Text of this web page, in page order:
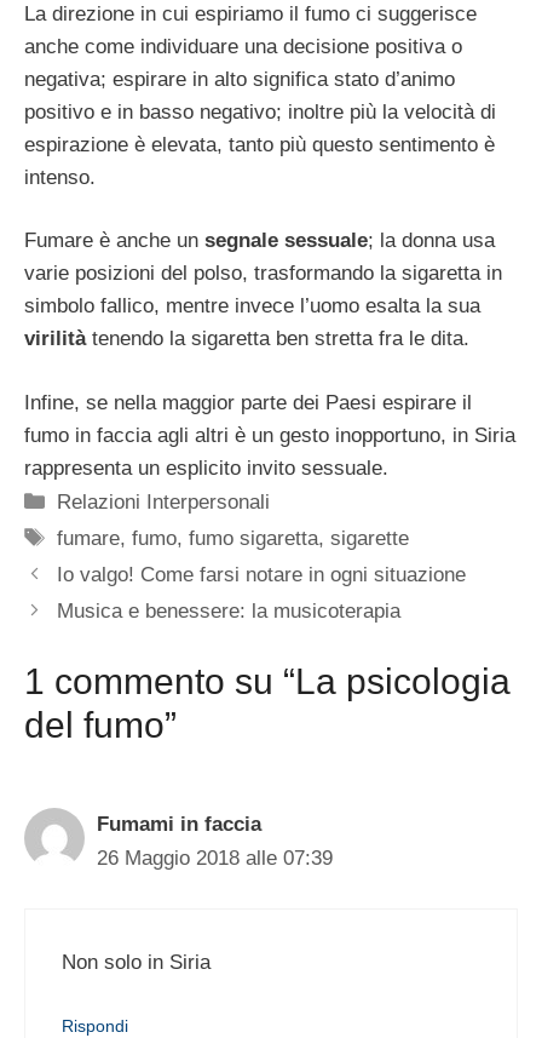
La direzione in cui espiriamo il fumo ci suggerisce
anche come individuare una decisione positiva o
negativa; espirare in alto significa stato d’animo
positivo e in basso negativo; inoltre più la velocità di
espirazione è elevata, tanto più questo sentimento è
intenso.
Fumare è anche un segnale sessuale; la donna usa
varie posizioni del polso, trasformando la sigaretta in
simbolo fallico, mentre invece l’uomo esalta la sua
virilità tenendo la sigaretta ben stretta fra le dita.
Infine, se nella maggior parte dei Paesi espirare il
fumo in faccia agli altri è un gesto inopportuno, in Siria
rappresenta un esplicito invito sessuale.
Categorie
Relazioni Interpersonali
Tag
fumare,fumo,fumo sigaretta,sigarette
Io valgo! Come farsi notare in ogni situazione
Musica e benessere: la musicoterapia
1 commento su “La psicologia
del fumo”
Fumami in faccia
26 Maggio 2018 alle 07:39
Non solo in Siria
Rispondi